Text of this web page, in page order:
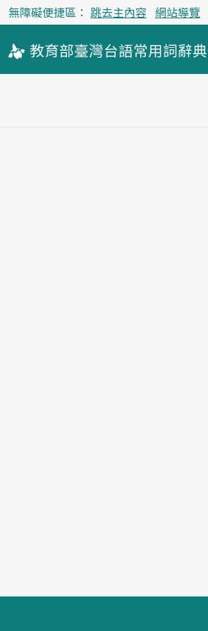
無障礙便捷區： 跳去主內容 網站導覽
教育部臺灣台語常用詞辭典